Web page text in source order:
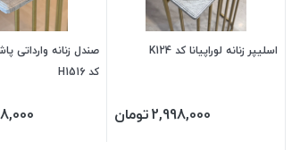
اسلیپر زنانه لوراپیانا کد K124
2,998,000تومان
کد H1516